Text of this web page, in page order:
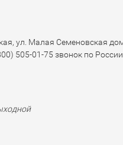
ул. Малая Семеновская
505-01-75 звонок по России